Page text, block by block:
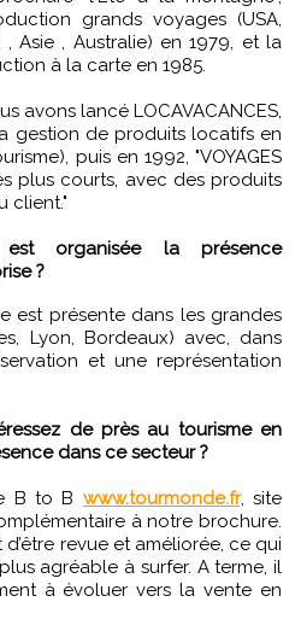
grands voyages (USA,
, Asie , Australie) en 1979, et la
à la carte en 1985.
avons lancé LOCAVACANCES,
gestion de produits locatifs en
puis en 1992, "VOYAGES
plus courts, avec des produits
client."
organisée la présence
?
est présente dans les grandes
Lyon, Bordeaux) avec, dans
et une représentation
de près au tourisme en
dans ce secteur ?
B to B www.tourmonde.fr, site
à notre brochure.
revue et améliorée, ce qui
agréable à surfer. A terme, il
à évoluer vers la vente en